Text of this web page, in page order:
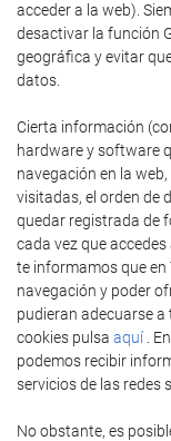
acceder a la web).
desactivar la función
geográfica y evitar
datos.
Cierta información
hardware y software
navegación en la
visitadas, el orden de
quedar registrada de
cada vez que
te informamos que
navegación y poder
pudieran adecuarse
cookies pulsa aquí .
podemos recibir
servicios de las redes
No obstante, es